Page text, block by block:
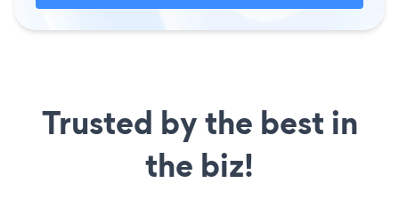
Trusted by the best in
the biz!